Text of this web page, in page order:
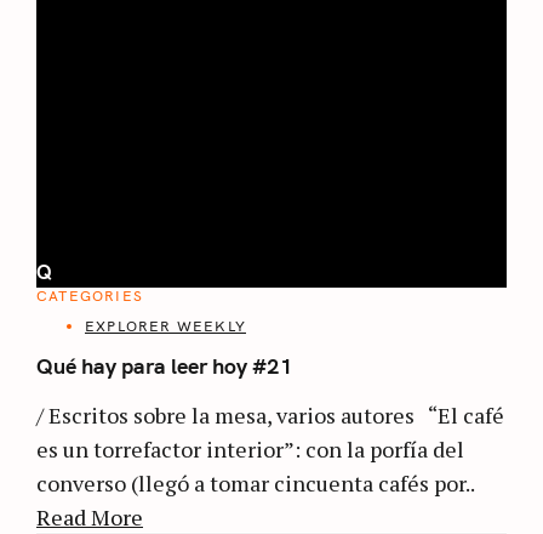
Q
CATEGORIES
EXPLORER WEEKLY
Qué hay para leer hoy #21
/ Escritos sobre la mesa, varios autores “El café
es un torrefactor interior”: con la porfía del
converso (llegó a tomar cincuenta cafés por..
Read More